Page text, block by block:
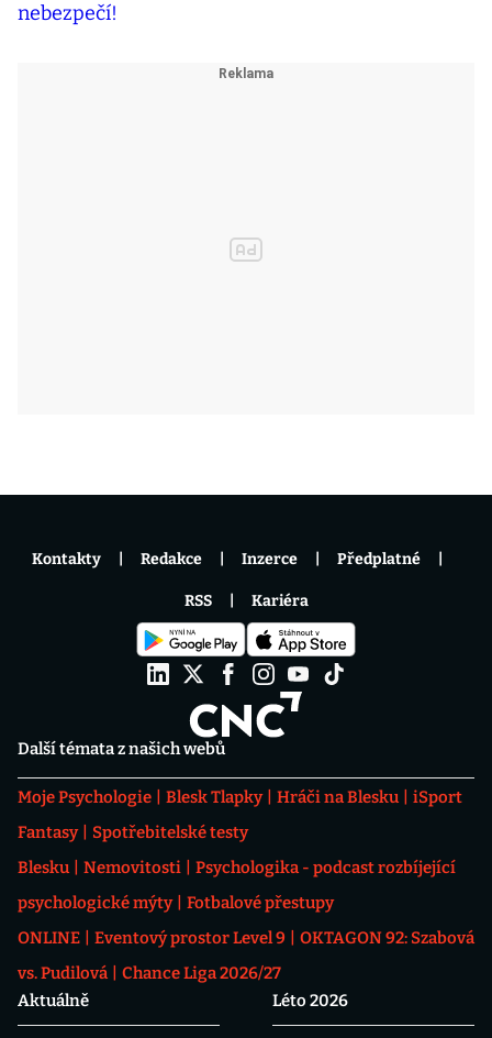
Další témata z našich webů
Moje Psychologie Blesk Tlapky Hráči na Blesku
iSport
Fantasy
Spotřebitelské testy
Blesku
Nemovitosti
Psychologika - podcast rozbíjející
psychologické mýty
Fotbalové přestupy
ONLINE
Eventový prostor Level 9
OKTAGON 92: Szabová
vs. Pudilová
Chance Liga 2026/27
Aktuálně
Léto 2026
Kontakty Redakce Inzerce Předplatné
RSS Kariéra